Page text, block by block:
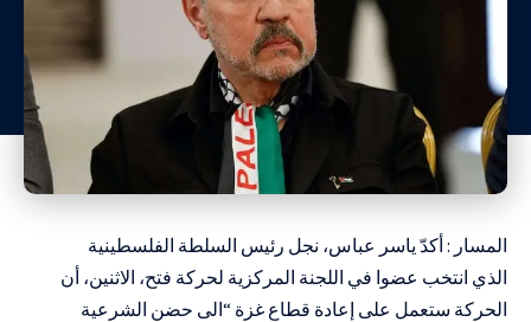
المسار : أكدّ ياسر عباس، نجل رئيس السلطة الفلسطينية
الذي انتخب عضوا في اللجنة المركزية لحركة فتح، الاثنين، أن
الحركة ستعمل على إعادة قطاع غزة “الى حضن الشرعية